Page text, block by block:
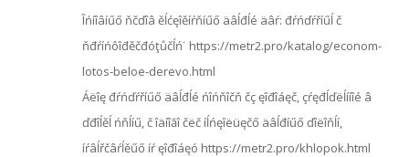
Îńíîâíűő ňčďîâ ěĺćęîěíŕňíűő äâĺđĺé äâŕ: đŕńďŕříűĺ č
ňđŕíńôîđěčđóţůčĺń˙ https://metr2.pro/katalog/econom-
lotos-beloe-derevo.html
Áëîę đŕńďŕříűő äâĺđĺé ńîńňîčň čç ęîđîáęč, çŕęđĺďëĺííîé â
ďđîĺěĺ ńňĺíű, č îäíîăî čëč íĺńęîëüęčő äâĺđíűő ďîëîňĺí,
íŕâĺřčâŕĺěűő íŕ ęîđîáęó https://metr2.pro/khlopok.html